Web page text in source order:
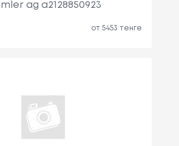
ag a2128850923
от 5453 тенге